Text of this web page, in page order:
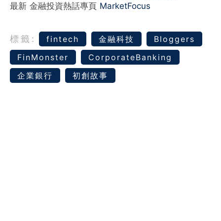
最新 金融投資熱話專頁 MarketFocus
標籤: fintech 金融科技
Bloggers
FinMonster
CorporateBanking
企業銀行
初創故事